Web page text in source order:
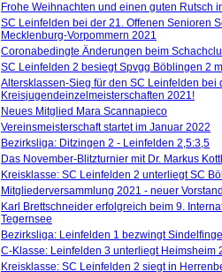
Frohe Weihnachten und einen guten Rutsch
SC Leinfelden bei der 21. Offenen Senioren
Mecklenburg-Vorpommern 2021
Coronabedingte Änderungen beim
SC Leinfelden 2 besiegt Spvgg Böblingen 2
Altersklassen-Sieg für den SC Leinfelden bei
Kreisjugendeinzelmeisterschaften 2021!
Neues Mitglied Mara Scannapieco
Vereinsmeisterschaft startet im Januar 2022
Bezirksliga: Ditzingen 2 - Leinfelden 2,5:3,5
Das November-Blitzturnier mit Dr. Markus
Kreisklasse: SC Leinfelden 2 unterliegt SC
Mitgliederversammlung 2021 - neuer
Karl Brettschneider erfolgreich beim 9.
Tegernsee
Bezirksliga: Leinfelden 1 bezwingt
C-Klasse: Leinfelden 3 unterliegt Heimsheim
Kreisklasse: SC Leinfelden 2 siegt in